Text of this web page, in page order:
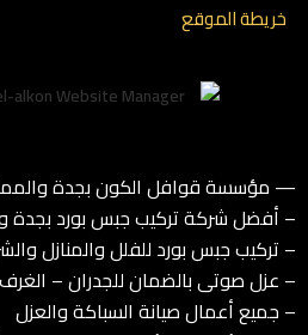
خريطة الموقع
— مؤسسة قوافل الكون بجدة
– أفضل شركة تركيب جبس بورد بجدة
– تركيب جبس بورد للفلل والمنازل
– عزل صوتى بالضمان للجدران –
– جميع أعمال صيانة السباكة والعزل